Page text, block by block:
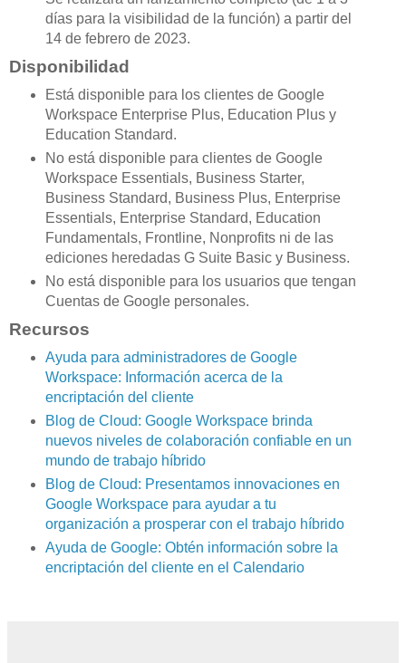
días para la visibilidad de la función) a partir del
14 de febrero de 2023.
Disponibilidad
Está disponible para los clientes de Google
Workspace Enterprise Plus, Education Plus y
Education Standard.
No está disponible para clientes de Google
Workspace Essentials, Business Starter,
Business Standard, Business Plus, Enterprise
Essentials, Enterprise Standard, Education
Fundamentals, Frontline, Nonprofits ni de las
ediciones heredadas G Suite Basic y Business.
No está disponible para los usuarios que tengan
Cuentas de Google personales.
Recursos
Ayuda para administradores de Google
Workspace: Información acerca de la
encriptación del cliente
Blog de Cloud: Google Workspace brinda
nuevos niveles de colaboración confiable en un
mundo de trabajo híbrido
Blog de Cloud: ​​Presentamos innovaciones en
Google Workspace para ayudar a tu
organización a prosperar con el trabajo híbrido
Ayuda de Google: Obtén información sobre la
encriptación del cliente en el Calendario